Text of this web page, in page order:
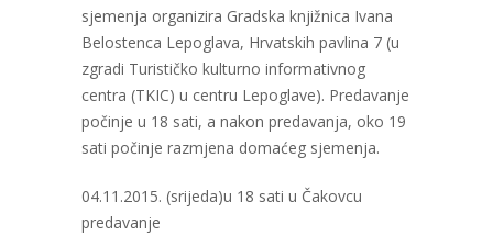
sjemenja organizira Gradska knjižnica Ivana
Belostenca Lepoglava, Hrvatskih pavlina 7 (u
zgradi Turističko kulturno informativnog
centra (TKIC) u centru Lepoglave). Predavanje
počinje u 18 sati, a nakon predavanja, oko 19
sati počinje razmjena domaćeg sjemenja.
04.11.2015. (srijeda)u 18 sati u Čakovcu
predavanje